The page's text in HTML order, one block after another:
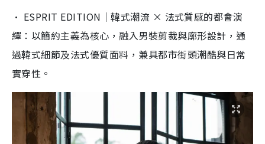
· ESPRIT EDITION｜韓式潮流 × 法式質感的都會演
繹：以簡約主義為核心， 融入男裝剪裁與廓形設計，通
過韓式細節及法式優質面料， 兼具都市街頭潮酷與日常
實穿性。